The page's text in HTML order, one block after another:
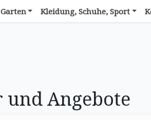
Kleidung, Schuhe, Sport
und Angebote